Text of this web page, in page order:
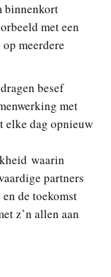
binnenkort
met een
meerdere
besef
met
elke dag opnieuw
waarin
partners
de toekomst
z’n allen aan